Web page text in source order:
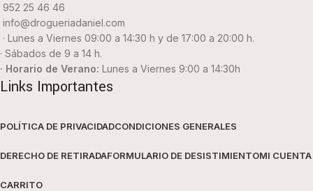
952 25 46 46
info@drogueriadaniel.com
· Lunes a Viernes 09:00 a 14:30 h y de 17:00 a 20:00 h.
· Sábados de 9 a 14 h.
· Horario de Verano: Lunes a Viernes 9:00 a 14:30h
Links Importantes
POLÍTICA DE PRIVACIDADCONDICIONES GENERALES
DERECHO DE RETIRADAFORMULARIO DE DESISTIMIENTOMI CUENTA
CARRITO